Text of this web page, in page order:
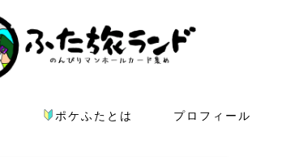
ポケふたとは プロフィール